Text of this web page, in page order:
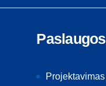
Paslaugos
Projektavimas